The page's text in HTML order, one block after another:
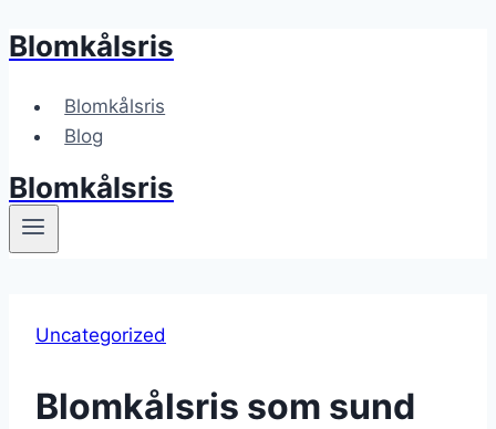
Fortsæt
indhold
Blomkålsris
Blomkålsris
Blog
Blomkålsris
Uncategorized
Blomkålsris som sund